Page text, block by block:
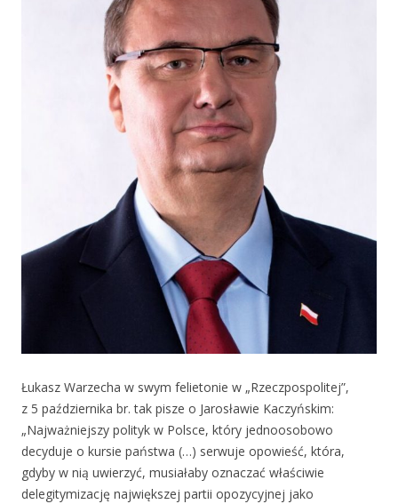
Łukasz Warzecha w swym felietonie w „Rzeczpospolitej”,
z 5 października br. tak pisze o Jarosławie Kaczyńskim:
„Najważniejszy polityk w Polsce, który jednoosobowo
decyduje o kursie państwa (…) serwuje opowieść, która,
gdyby w nią uwierzyć, musiałaby oznaczać właściwie
delegitymizację największej partii opozycyjnej jako